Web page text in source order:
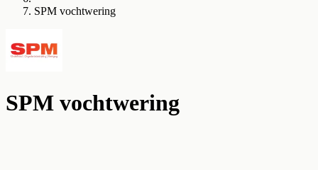
SPM vochtwering
SPM vochtwering